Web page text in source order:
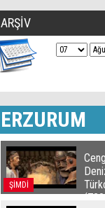
ARŞİV
ERZURUM
ŞİMDİ